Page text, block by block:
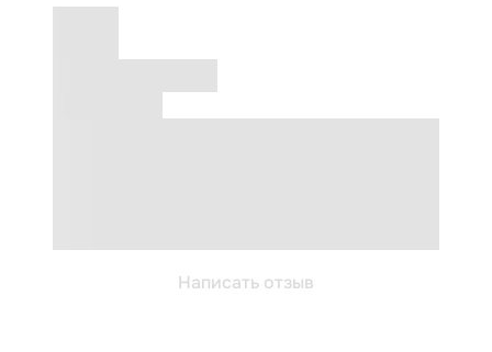
Написать отзыв